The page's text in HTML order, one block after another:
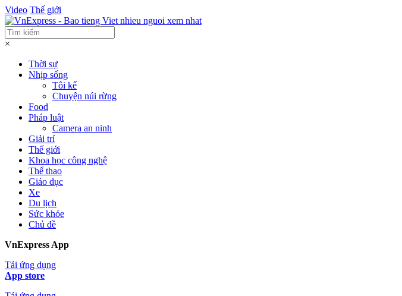
Video Thế giới
×
Thời sự
Nhịp sống
Tôi kể
Chuyện núi rừng
Food
Pháp luật
Camera an ninh
Giải trí
Thế giới
Khoa học công nghệ
Thể thao
Giáo dục
Xe
Du lịch
Sức khỏe
Chủ đề
VnExpress App
Tải ứng dụng
App store